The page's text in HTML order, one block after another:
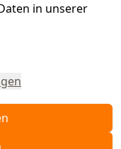
in unserer